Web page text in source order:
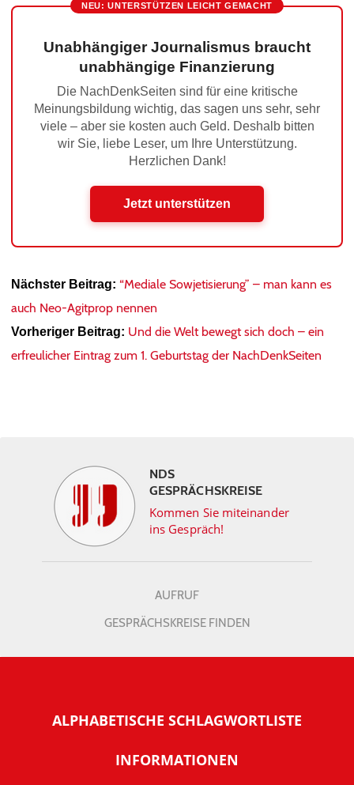
NEU: UNTERSTÜTZEN LEICHT GEMACHT
Unabhängiger Journalismus braucht
unabhängige Finanzierung
Die NachDenkSeiten sind für eine kritische
Meinungsbildung wichtig, das sagen uns sehr, sehr
viele – aber sie kosten auch Geld. Deshalb bitten
wir Sie, liebe Leser, um Ihre Unterstützung.
Herzlichen Dank!
Jetzt unterstützen
Nächster Beitrag: “Mediale Sowjetisierung” – man kann es
auch Neo-Agitprop nennen
Vorheriger Beitrag: Und die Welt bewegt sich doch – ein
erfreulicher Eintrag zum 1. Geburtstag der NachDenkSeiten
NDS
GESPRÄCHSKREISE
Kommen Sie miteinander
ins Gespräch!
AUFRUF
GESPRÄCHSKREISE FINDEN
ALPHABETISCHE SCHLAGWORTLISTE
INFORMATIONEN